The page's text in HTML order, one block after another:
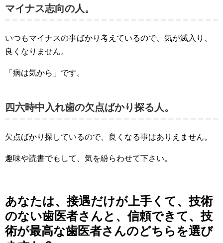
マイナス志向の人。
いつもマイナスの事ばかり考えているので、気が滅入り、
良くなりません。
「病は気から」です。
四六時中入れ歯の欠点ばかり探る人。
欠点ばかり探しているので、良くなる事はありえません。
趣味や読書でもして、気を紛らわせて下さい。
あなたは、接遇だけが上手くて、技術
のない歯医者さんと、信頼できて、技
術が最高な歯医者さんのどちらを選び